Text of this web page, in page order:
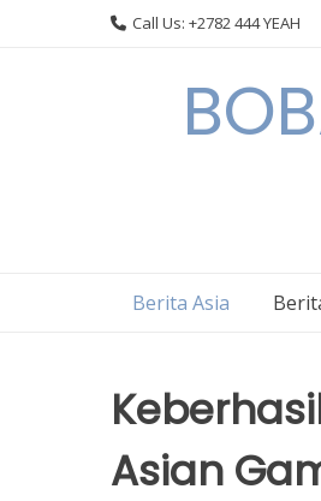
Call Us: +2782 444 YEAH
Berita Asia
Asian